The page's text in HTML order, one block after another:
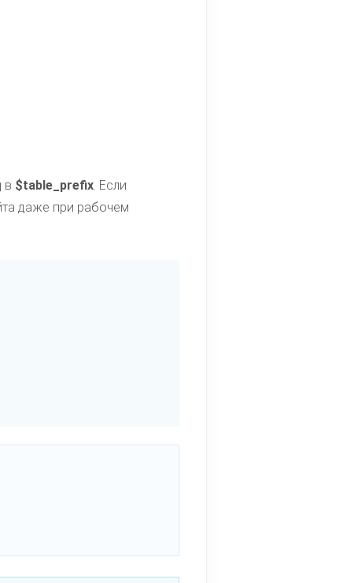
в $table_prefix. Если
даже при рабочем